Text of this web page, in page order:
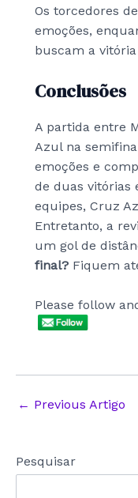
Os torcedores
emoções,
buscam a
Conclusões
A partida entre
Azul na
emoções e
de duas vitórias
equipes, Cruz
Entretanto, a
um gol de
final? Fiquem
Please follow
Post
← Previous Artigo
Pesquisar